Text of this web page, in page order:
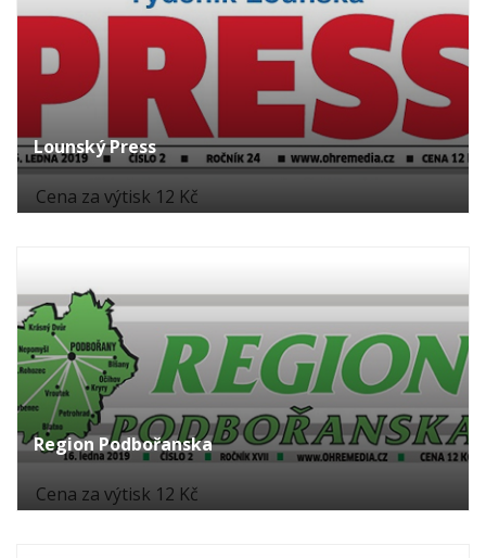
Lounský Press
Cena za výtisk 12 Kč
Region Podbořanska
Cena za výtisk 12 Kč